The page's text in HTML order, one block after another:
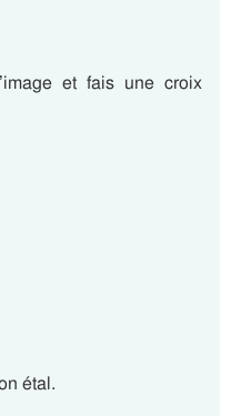
et fais une croix
étal.